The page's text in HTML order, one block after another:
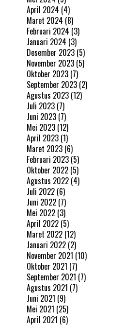
April 2024 (4)
Maret 2024 (8)
Februari 2024 (3)
Januari 2024 (3)
Desember 2023 (5)
November 2023 (5)
Oktober 2023 (7)
September 2023 (2)
Agustus 2023 (12)
Juli 2023 (7)
Juni 2023 (7)
Mei 2023 (12)
April 2023 (1)
Maret 2023 (6)
Februari 2023 (5)
Oktober 2022 (5)
Agustus 2022 (4)
Juli 2022 (6)
Juni 2022 (7)
Mei 2022 (3)
April 2022 (5)
Maret 2022 (12)
Januari 2022 (2)
November 2021 (10)
Oktober 2021 (7)
September 2021 (7)
Agustus 2021 (7)
Juni 2021 (9)
Mei 2021 (25)
April 2021 (6)